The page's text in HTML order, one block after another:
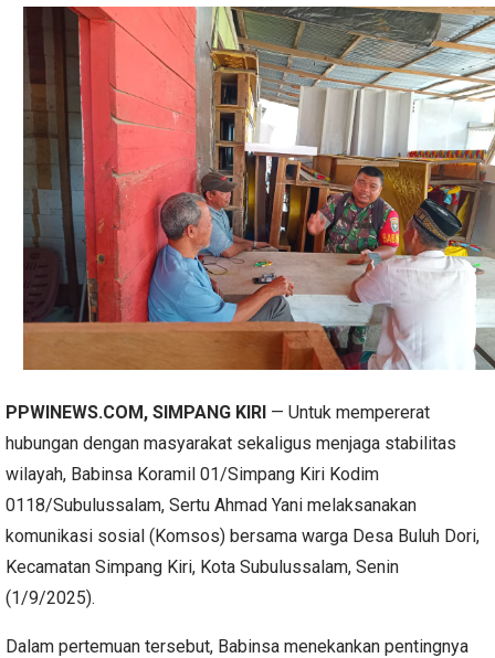
PPWINEWS.COM, SIMPANG KIRI — Untuk mempererat
hubungan dengan masyarakat sekaligus menjaga stabilitas
wilayah, Babinsa Koramil 01/Simpang Kiri Kodim
0118/Subulussalam, Sertu Ahmad Yani melaksanakan
komunikasi sosial (Komsos) bersama warga Desa Buluh Dori,
Kecamatan Simpang Kiri, Kota Subulussalam, Senin
(1/9/2025).
Dalam pertemuan tersebut, Babinsa menekankan pentingnya